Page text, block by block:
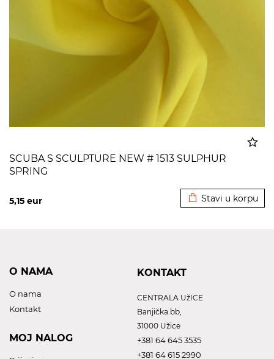
SCUBA S SCULPTURE NEW # 1513 SULPHUR
SPRING
5,15 eur Stavi u korpu
O NAMA
O nama
Kontakt
MOJ NALOG
KONTAKT
CENTRALA UžICE
Banjička bb,
31000 Užice
+381 64 645 3535
+381 64 615 2990